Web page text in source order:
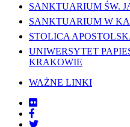
SANKTUARIUM ŚW.
SANKTUARIUM W
STOLICA
UNIWERSYTET
KRAKOWIE
WAŻNE LINKI